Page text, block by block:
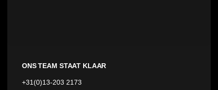
ONS TEAM STAAT KLAAR
+31(0)13-203 2173